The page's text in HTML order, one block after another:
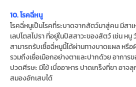
10. โรคฉี่หนู
โรคฉี่หนูเป็นโรคที่ระบาดจากสัตว์มาสู่คน มีสา
เลปโตสไปรา ที่อยู่ในปัสสาวะของสัตว์ เช่น ห
สามารถรับเชื้อฉี่หนูนี้ได้ผ่านทางบาดแผล หรือ
รวมถึงเยื่อเมือกอย่างตาและปากด้วย อาการ
ปวดศีรษะ มีไข้ เบื่ออาหาร ปาดเกร็งที่ขา อาจ
สมองอักเสบได้